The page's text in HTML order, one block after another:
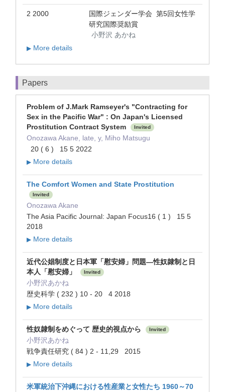
2 2000
国際ジェンダー学会 第5回女性学
研究国際奨励賞
小野沢 あかね
▶ More details
Papers
Problem of J.Mark Ramseyer's "Contracting for
Sex in the Pacific War" : On Japan's Licensed
Prostitution Contract System
Invited
Onozawa Akane, late, y, Miho Matsugu
20 ( 6 ) 15 5 2022
▶ More details
The Comfort Women and State Prostitution
Invited
Onozawa Akane
The Asia Pacific Journal: Japan Focus16 ( 1 ) 15 5
2018
▶ More details
近代公娼制度と日本軍「慰安婦」問題―性奴隷制と日
本人「慰安婦」
Invited
小野沢あかね
歴史科学 ( 232 ) 10 - 20 4 2018
▶ More details
性奴隷制をめぐって 歴史的視点から Invited
小野沢あかね
戦争責任研究 ( 84 ) 2 - 11,29 2015
▶ More details
米軍統治下沖縄における性産業と女性たち 1960～70